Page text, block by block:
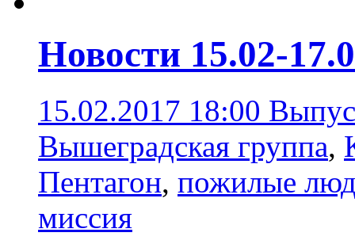
Новости 15.02-
15.02.2017 18:00
Вышеградская группа,
Пентагон, пожилые
миссия